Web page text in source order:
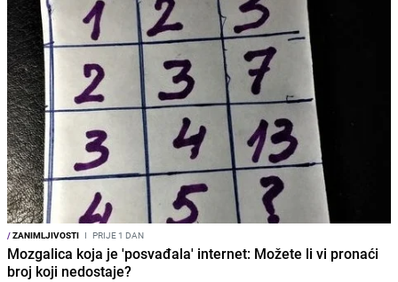
/ZANIMLJIVOSTI I PRIJE 1 DAN
Mozgalica koja je 'posvađala' internet: Možete li vi pronaći
broj koji nedostaje?